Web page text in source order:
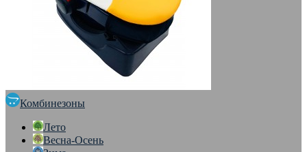
Комбинезоны
Лето
Весна-Осень